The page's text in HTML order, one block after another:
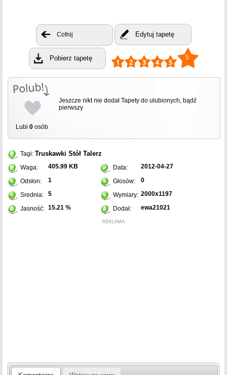
Cofnij Edytuj tapetę
Pobierz tapetę 5
Lubi 0 osób
Jeszcze nikt nie dodał Tapety do ulubionych, bądź
pierwszy
Tagi: Truskawki Stół Talerz
Waga: 405.99 KB Data: 2012-04-27
Odsłon: 1 Głosów: 0
Srednia: 5 Wymiary: 2000x1197
Jasność: 15.21 % Dodał: ewa21021
REKLAMA